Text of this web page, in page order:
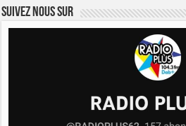
Suivez nous sur